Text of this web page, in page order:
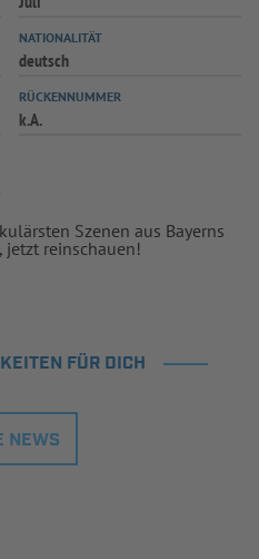
NATIONALITÄT
deutsch
RÜCKENNUMMER
k.A.
Szenen aus Bayerns
reinschauen!
FÜR DICH
NEWS